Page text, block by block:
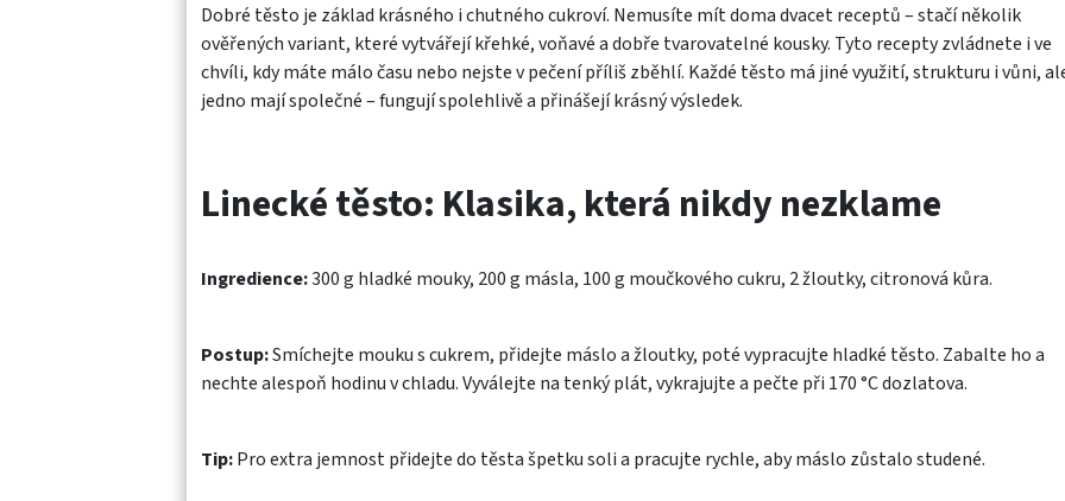
Dobré těsto je základ krásného i chutného cukroví. Nemusíte mít doma dvacet receptů – stačí několik
ověřených variant, které vytvářejí křehké, voňavé a dobře tvarovatelné kousky. Tyto recepty zvládnete i ve
chvíli, kdy máte málo času nebo nejste v pečení příliš zběhlí. Každé těsto má jiné využití, strukturu i vůni,
jedno mají společné – fungují spolehlivě a přinášejí krásný výsledek.
Linecké těsto: Klasika, která nikdy nezklame
Ingredience:300 g hladké mouky, 200 g másla, 100 g moučkového cukru, 2 žloutky, citronová kůra.
Postup:Smíchejte mouku s cukrem, přidejte máslo a žloutky, poté vypracujte hladké těsto. Zabalte ho a
nechte alespoň hodinu v chladu. Vyválejte na tenký plát, vykrajujte a pečte při 170 °C dozlatova.
Tip:Pro extra jemnost přidejte do těsta špetku soli a pracujte rychle, aby máslo zůstalo studené.